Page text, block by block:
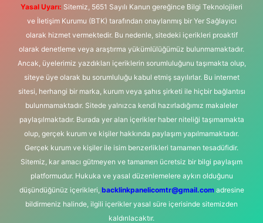
Yasal Uyarı: Sitemiz, 5651 Sayılı Kanun gereğince Bilgi Teknolojileri
ve İletişim Kurumu (BTK) tarafından onaylanmış bir Yer Sağlayıcı
olarak hizmet vermektedir. Bu nedenle, sitedeki içerikleri proaktif
olarak denetleme veya araştırma yükümlülüğümüz bulunmamaktadır.
Ancak, üyelerimiz yazdıkları içeriklerin sorumluluğunu taşımakta olup,
siteye üye olarak bu sorumluluğu kabul etmiş sayılırlar. Bu internet
sitesi, herhangi bir marka, kurum veya şahıs şirketi ile hiçbir bağlantısı
bulunmamaktadır. Sitede yalnızca kendi hazırladığımız makaleler
paylaşılmaktadır. Burada yer alan içerikler haber niteliği taşımamakta
olup, gerçek kurum ve kişiler hakkında paylaşım yapılmamaktadır.
Gerçek kurum ve kişiler ile isim benzerlikleri tamamen tesadüfidir.
Sitemiz, kar amacı gütmeyen ve tamamen ücretsiz bir bilgi paylaşım
platformudur. Hukuka ve yasal düzenlemelere aykırı olduğunu
düşündüğünüz içerikleri, backlinkpanelicomtr@gmail.comadresine
bildirmeniz halinde, ilgili içerikler yasal süre içerisinde sitemizden
kaldırılacaktır.